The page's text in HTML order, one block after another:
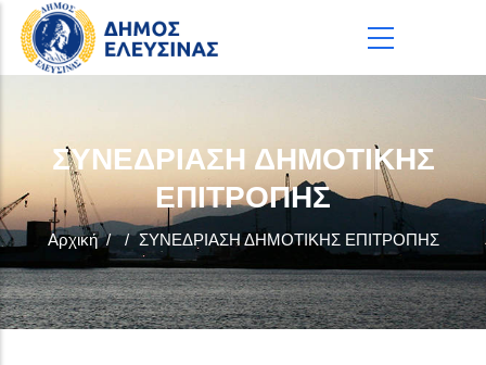
Παράκαμψη προς το κυρίως περιεχόμενο
ΣΥΝΕΔΡΙΑΣΗ ΔΗΜΟΤΙΚΗΣ
ΕΠΙΤΡΟΠΗΣ
Αρχική / / ΣΥΝΕΔΡΙΑΣΗ ΔΗΜΟΤΙΚΗΣ ΕΠΙΤΡΟΠΗΣ